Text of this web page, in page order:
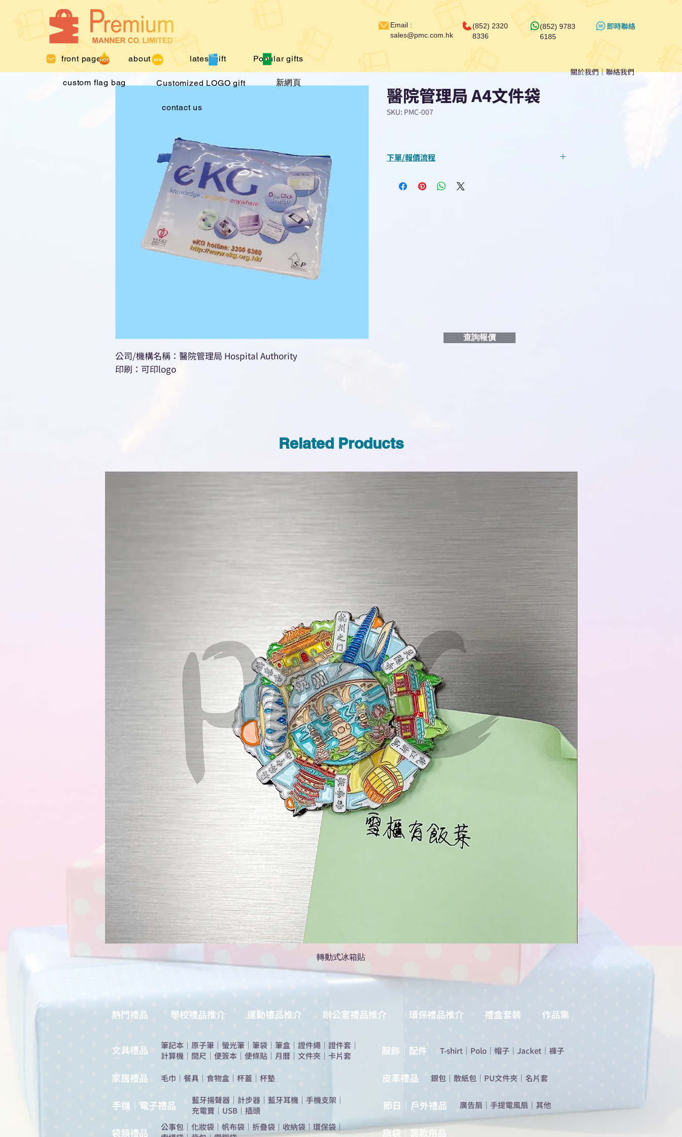
front page about us latest gift Popular gifts
custom flag bag Customized LOGO gift 新網頁
contact us
Email :
sales@pmc.com.hk
(852) 2320
8336
(852) 9783
6185
​即時聯絡
關於我們｜聯絡我們
公司/機構名稱：醫院管理局 Hospital Authority
印刷：可印logo
醫院管理局 A4文件袋
SKU: PMC-007
下單/報價流程
查詢或報價”
查詢報價
Related Products
轉動式冰箱貼
熱門禮品 學校禮品推介 運動禮品推介 辦公室禮品推介 環保禮品推介 禮盒套裝 作品集
​文具禮品 筆記本 ｜ 原子筆 ｜ 螢光筆 ｜ 筆袋 ｜ 筆盒 ｜ 證件繩 ｜ 證件套 ｜
計算機 ｜ 間尺 ｜ 便簽本 ｜ 便條貼 ｜ 月曆 ｜ 文件夾 ｜ 卡片套
​家居禮品 ​毛巾 ｜ 餐具 ｜ 食物盒 ｜ 杯蓋 ｜ 杯墊
手機｜電子禮品 ​藍牙揚聲器 ｜ 計步器 ｜ 藍牙耳機 ｜ 手機支架 ｜
充電寶 ｜ USB ｜ 插頭
​袋類禮品 公事包 ｜ 化妝袋 ｜ 帆布袋 ｜ 折疊袋 ｜ 收納袋 ｜ 環保袋｜
服飾｜配件 T-shirt ｜ Polo ｜ 帽子 ｜ Jacket ｜ 褲子
​皮革禮品 ​銀包 ｜ 散紙包 ｜ PU文件夾 ｜ 名片套
節日｜戶外禮品 ​廣告扇 ｜ 手提電風扇 ｜ 其他
旗袋｜籌款用品